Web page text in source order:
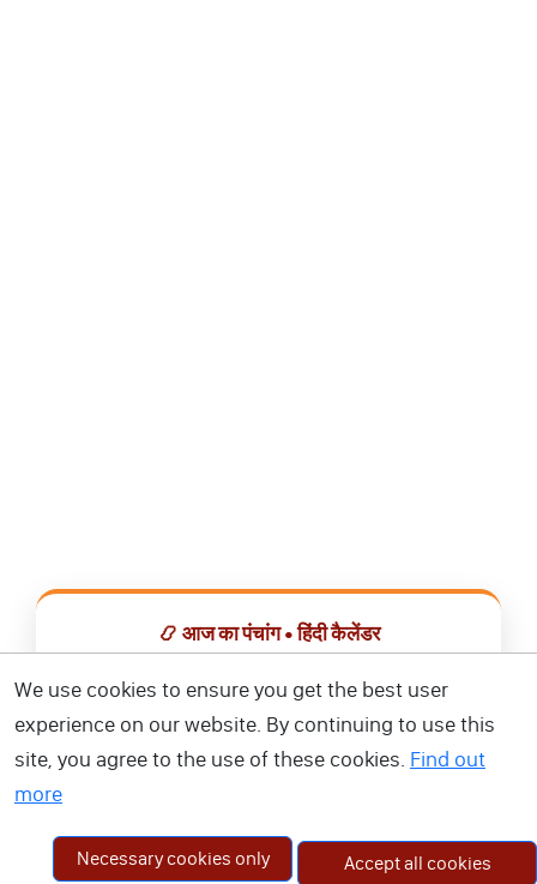
📿 आज का पंचांग • हिंदी कैलेंडर
📅 हिंदी कैलेंडर ऐप डाउनलोड करें
We use cookies to ensure you get the best user
experience on our website. By continuing to use this
site, you agree to the use of these cookies. Find out
more
Necessary cookies only Accept all cookies